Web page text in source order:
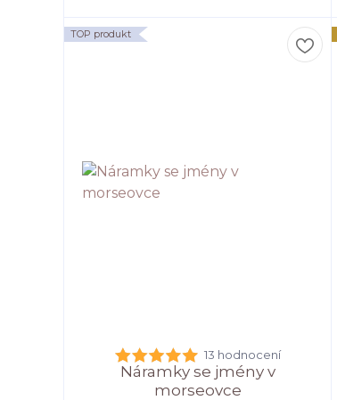
TOP produkt
13 hodnocení
Náramky se jmény v
morseovce